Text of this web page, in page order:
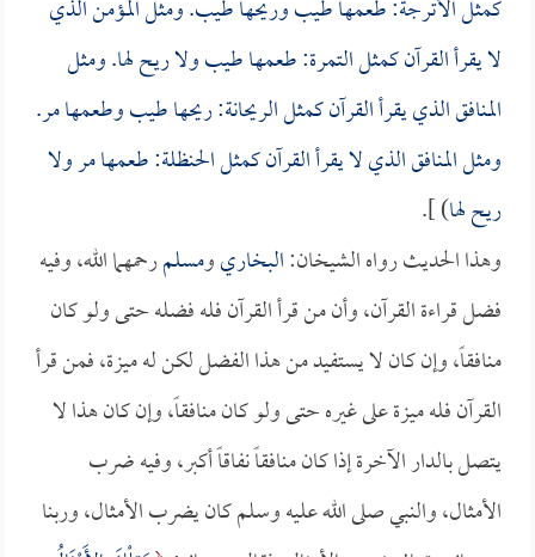
كمثل الأترجة: طعمها طيب وريحها طيب. ومثل المؤمن الذي
لا يقرأ القرآن كمثل التمرة: طعمها طيب ولا ريح لها. ومثل
المنافق الذي يقرأ القرآن كمثل الريحانة: ريحها طيب وطعمها مر.
ومثل المنافق الذي لا يقرأ القرآن كمثل الحنظلة: طعمها مر ولا
ريح لها) ].
وهذا الحديث رواه الشيخان:البخاريومسلمرحمهما الله، وفيه
فضل قراءة القرآن، وأن من قرأ القرآن فله فضله حتى ولو كان
منافقاً، وإن كان لا يستفيد من هذا الفضل لكن له ميزة، فمن قرأ
القرآن فله ميزة على غيره حتى ولو كان منافقاً، وإن كان هذا لا
يتصل بالدار الآخرة إذا كان منافقاً نفاقاً أكبر، وفيه ضرب
الأمثال، والنبي صلى الله عليه وسلم كان يضرب الأمثال، وربنا